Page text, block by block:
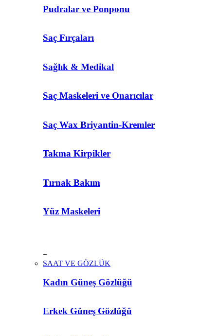
Pudralar ve Ponponu
Saç Fırçaları
Sağlık & Medikal
Saç Maskeleri ve Onarıcılar
Saç Wax Briyantin-Kremler
Takma Kirpikler
Tırnak Bakım
Yüz Maskeleri
+
SAAT VE GÖZLÜK
Kadın Güneş Gözlüğü
Erkek Güneş Gözlüğü